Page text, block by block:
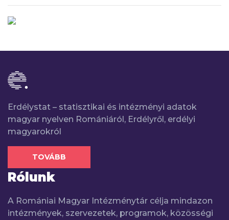
Erdélystat – statisztikai és intézményi adatok
magyar nyelven Romániáról, Erdélyről, erdélyi
magyarokról
TOVÁBB
Rólunk
A Romániai Magyar Intézménytár célja mindazon
intézmények, szervezetek, programok, közösségi